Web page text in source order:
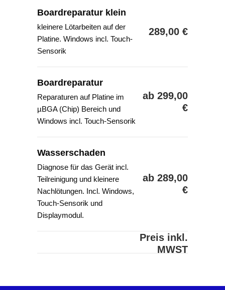
Boardreparatur klein
kleinere Lötarbeiten auf der
Platine. Windows incl. Touch-
Sensorik
289,00 €
Boardreparatur
Reparaturen auf Platine im
µBGA (Chip) Bereich und
Windows incl. Touch-Sensorik
ab 299,00
€
Wasserschaden
Diagnose für das Gerät incl.
Teilreinigung und kleinere
Nachlötungen. Incl. Windows,
Touch-Sensorik und
Displaymodul.
ab 289,00
€
Preis inkl.
MWST